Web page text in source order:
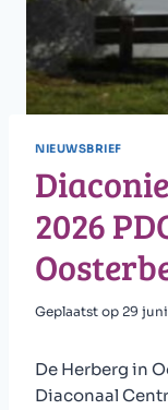
NIEUWSBRIEF
2026
Geplaatst op 29
De Herberg in
Diaconaal